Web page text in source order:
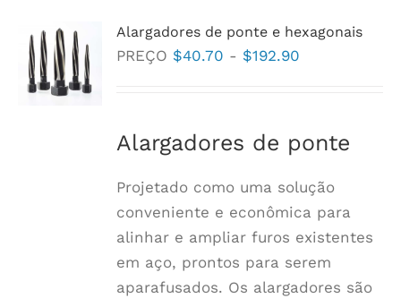
variantes.
As
escolhidas
produto
Alargadores de ponte e hexagonais
PREÇO $40.70 - $192.90
a
$192.90
Alargadores de ponte
Projetado como uma solução
conveniente e econômica para
alinhar e ampliar furos existentes
em aço, prontos para serem
aparafusados. Os alargadores são